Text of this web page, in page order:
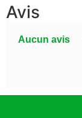
Avis
Aucun avis